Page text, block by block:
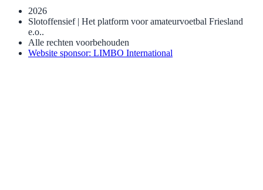
2026
Slotoffensief | Het platform voor amateurvoetbal Friesland
e.o..
Alle rechten voorbehouden
Website sponsor: LIMBO International